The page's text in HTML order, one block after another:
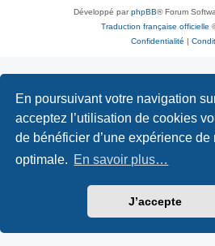
En poursuivant votre navigation
acceptez l’utilisation de cookies
de bénéficier d’une expérience de
optimale. En savoir plus…
J’accepte
Développé parphpBB® Forum
Traduction française officielle
Confidentialité |